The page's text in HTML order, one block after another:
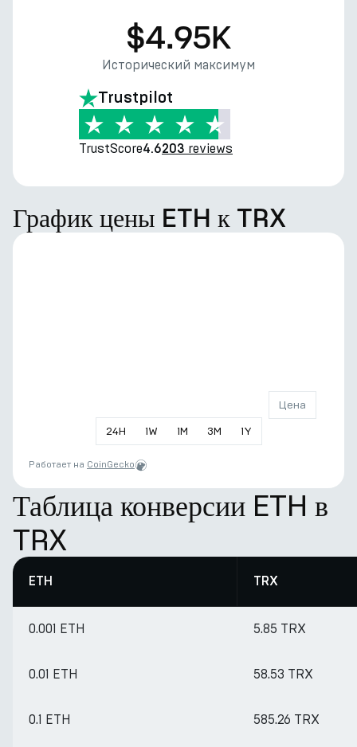
$4.95K
Исторический максимум
Trustpilot
TrustScore4.6203 reviews
График цены ETH к TRX
24H 1W 1M 3M 1Y
Цена
Работает на CoinGecko
Таблица конверсии ETH в
TRX
ETH TRX
0.001 ETH 5.85 TRX
0.01 ETH 58.53 TRX
0.1 ETH 585.26 TRX